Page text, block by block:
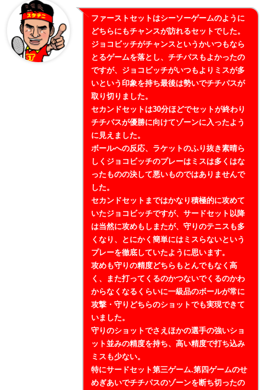
ファーストセットはシーソーゲームのように
どちらにもチャンスが訪れるセットでした。
ジョコビッチがチャンスというかいつもなら
とるゲームを落とし、チチパスもよかったの
ですが、ジョコビッチがいつもよりミスが多
いという印象を持ち最後は勢いでチチパスが
取り切りました。
セカンドセットは30分ほどでセットが終わり
チチパスが優勝に向けてゾーンに入ったよう
に見えました。
ボールへの反応、ラケットのふり抜き素晴ら
しくジョコビッチのプレーはミスは多くはな
ったものの決して悪いものではありませんで
した。
セカンドセットまではかなり積極的に攻めて
いたジョコビッチですが、サードセット以降
は当然に攻めもしまたが、守りのテニスも多
くなり、とにかく簡単にはミスらないという
プレーを徹底していたように思います。
攻めも守りの精度どちらもとんでもなく高
く、また打ってくるのかつないでくるのかわ
からなくなるくらいに一級品のボールが常に
攻撃・守りどちらのショットでも実現できて
いました。
守りのショットでさえほかの選手の強いショ
ット並みの精度を持ち、高い精度で打ち込み
ミスも少ない。
特にサードセット第三ゲーム.第四ゲームのせ
めぎあいでチチパスのゾーンを断ち切ったの